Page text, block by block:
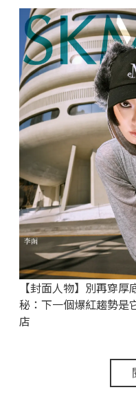
【封面人物】別再穿
秘：下一個爆紅趨勢是
店